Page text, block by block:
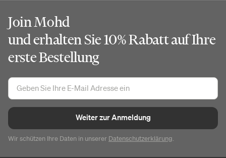
Join Mohd
und erhalten Sie 10% Rabatt auf Ihre
erste Bestellung
Weiter zur Anmeldung
Wir schützen Ihre Daten in unserer Datenschutzerklärung.